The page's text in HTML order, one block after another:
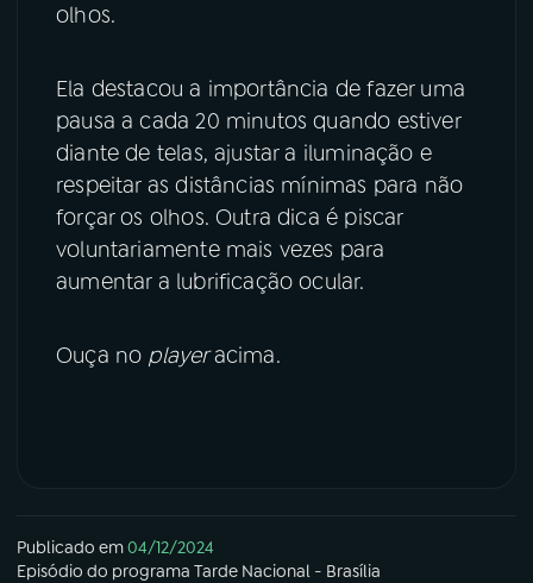
olhos.
Ela destacou a importância de fazer uma
pausa a cada 20 minutos quando estiver
diante de telas, ajustar a iluminação e
respeitar as distâncias mínimas para não
forçar os olhos. Outra dica é piscar
voluntariamente mais vezes para
aumentar a lubrificação ocular.
Ouça no playeracima.
Publicado em04/12/2024
Episódio do programa Tarde Nacional - Brasília